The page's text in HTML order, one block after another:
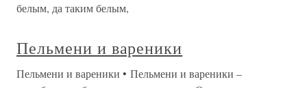
белым, да таким белым,
Пельмени и вареники
Пельмени и вареники • Пельмени и вареники –